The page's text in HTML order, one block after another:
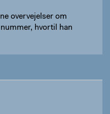
overvejelser om
hvortil han